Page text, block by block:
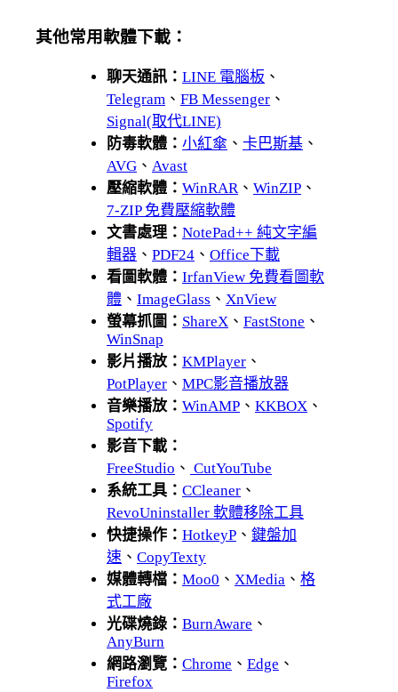
其他常用軟體下載：
聊天通訊： LINE 電腦板 、
Telegram 、 FB Messenger 、
Signal(取代LINE)
防毒軟體： 小紅傘 、 卡巴斯基 、
AVG 、 Avast
壓縮軟體： WinRAR、 WinZIP 、
7-ZIP 免費壓縮軟體
文書處理： NotePad++ 純文字編
輯器 、 PDF24 、 Office下載
看圖軟體： IrfanView 免費看圖軟
體 、 ImageGlass 、 XnView
螢幕抓圖： ShareX 、 FastStone 、
WinSnap
影片播放： KMPlayer 、
PotPlayer 、 MPC影音播放器
音樂播放： WinAMP 、 KKBOX 、
Spotify
影音下載：
FreeStudio 、 CutYouTube
系統工具： CCleaner 、
RevoUninstaller 軟體移除工具
快捷操作： HotkeyP 、 鍵盤加
速 、 CopyTexty
媒體轉檔： Moo0 、 XMedia 、 格
式工廠
光碟燒錄： BurnAware 、
AnyBurn
網路瀏覽： Chrome 、 Edge 、
Firefox